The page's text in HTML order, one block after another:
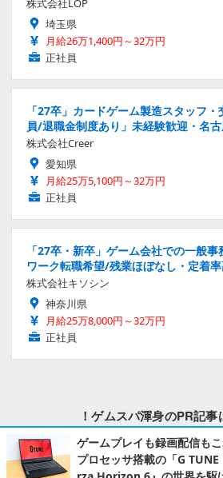
株式会社LOP
埼玉県
月給26万1,400円～32万円
正社員
「27卒」カードゲーム製造スタッフ
員/退職金制度あり」未経験歓迎・名
株式会社Creer
愛知県
月給25万5,100円～32万円
正社員
「27卒・新卒」ゲーム会社での一般
ワーク転職希望/残業ほぼなし・定着
株式会社キソシン
神奈川県
月給25万8,000円～32万円
正社員
！ゲムスパ渾身のPR記事
ゲームプレイも録画配信も
プロセッサ搭載の「G